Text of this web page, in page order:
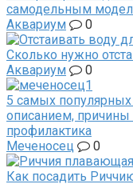
самодельным
Аквариум
0
Сколько нужно
Аквариум
0
5 самых
описанием,
профилактика
Меченосец
0
Как посадить